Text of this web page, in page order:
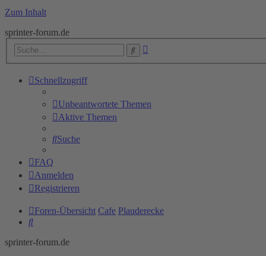
Zum Inhalt
sprinter-forum.de
Suche
Schnellzugriff
Unbeantwortete Themen
Aktive Themen
Suche
FAQ
Anmelden
Registrieren
Foren-Übersicht Cafe Plauderecke
Suche
sprinter-forum.de